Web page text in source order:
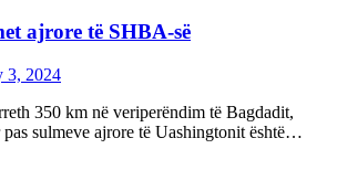
ajrore të SHBA-së
3, 2024
350 km në veriperëndim të Bagdadit,
sulmeve ajrore të Uashingtonit është…